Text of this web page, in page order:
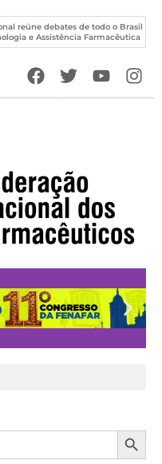
reúne debates de todo o Brasil
e Assistência Farmacêutica